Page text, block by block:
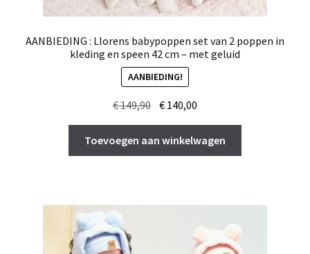
AANBIEDING : Llorens babypoppen set van 2 poppen in
kleding en speen 42 cm – met geluid
AANBIEDING!
€149,90 Oorspronkelijke
prijs
was:
€ 149,90.
€ 140,00
prijs
is:
€ 140,00.
Toevoegen aan winkelwagen